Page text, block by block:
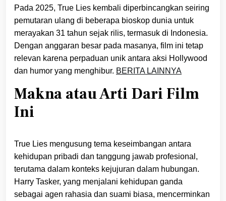
Pada 2025, True Lies kembali diperbincangkan seiring
pemutaran ulang di beberapa bioskop dunia untuk
merayakan 31 tahun sejak rilis, termasuk di Indonesia.
Dengan anggaran besar pada masanya, film ini tetap
relevan karena perpaduan unik antara aksi Hollywood
dan humor yang menghibur. BERITA LAINNYA
Makna atau Arti Dari Film
Ini
True Lies mengusung tema keseimbangan antara
kehidupan pribadi dan tanggung jawab profesional,
terutama dalam konteks kejujuran dalam hubungan.
Harry Tasker, yang menjalani kehidupan ganda
sebagai agen rahasia dan suami biasa, mencerminkan